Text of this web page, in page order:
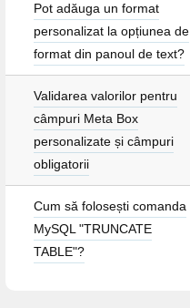
weight: bold;">'
weight: bold;">'.
Pot adăuga un format
personalizat la opțiunea de
format din panoul de text?
Validarea valorilor pentru
câmpuri Meta Box
personalizate și câmpuri
obligatorii
Cum să folosești comanda
MySQL "TRUNCATE
TABLE"?